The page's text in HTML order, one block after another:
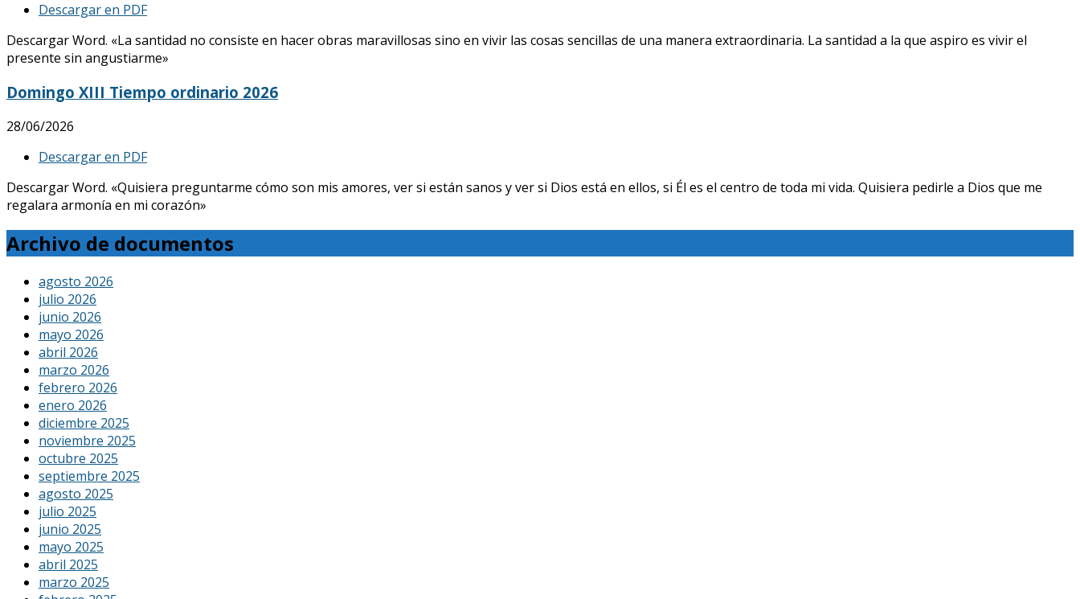
Descargar en PDF
Descargar Word. «La santidad no consiste en hacer obras maravillosas sino en vivir las cosas sencillas de una manera extraordinaria. La santidad a la que aspiro es vivir el
presente sin angustiarme»
Domingo XIII Tiempo ordinario 2026
28/06/2026
Descargar en PDF
Descargar Word. «Quisiera preguntarme cómo son mis amores, ver si están sanos y ver si Dios está en ellos, si Él es el centro de toda mi vida. Quisiera pedirle a Dios que me
regalara armonía en mi corazón»
Archivo de documentos
agosto 2026
julio 2026
junio 2026
mayo 2026
abril 2026
marzo 2026
febrero 2026
enero 2026
diciembre 2025
noviembre 2025
octubre 2025
septiembre 2025
agosto 2025
julio 2025
junio 2025
mayo 2025
abril 2025
marzo 2025